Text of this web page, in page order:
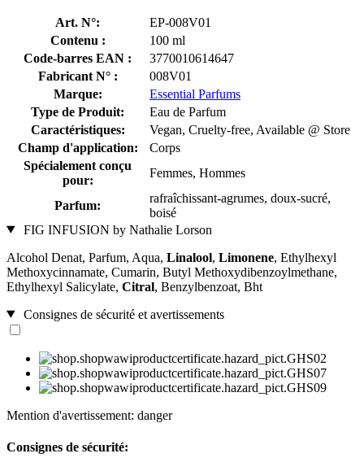
Art. N°:
EP-008V01
Contenu :
100 ml
Code-barres EAN :
3770010614647
Fabricant N° :
008V01
Marque:
Essential Parfums
Type de Produit:
Eau de Parfum
Caractéristiques:
Vegan, Cruelty-free, Available @ Store
Champ d'application:
Corps
Spécialement conçu
pour:
Femmes, Hommes
Parfum:
rafraîchissant-agrumes, doux-sucré,
boisé
FIG INFUSION by Nathalie Lorson
Alcohol Denat, Parfum, Aqua, Linalool, Limonene, Ethylhexyl
Methoxycinnamate, Cumarin, Butyl Methoxydibenzoylmethane,
Ethylhexyl Salicylate, Citral, Benzylbenzoat, Bht
Consignes de sécurité et avertissements
Mention d'avertissement: danger
Consignes de sécurité: